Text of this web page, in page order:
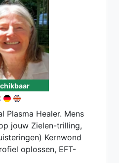
Plasma Healer. Mens
jouw Zielen-trilling,
Kernwond
oplossen, EFT-